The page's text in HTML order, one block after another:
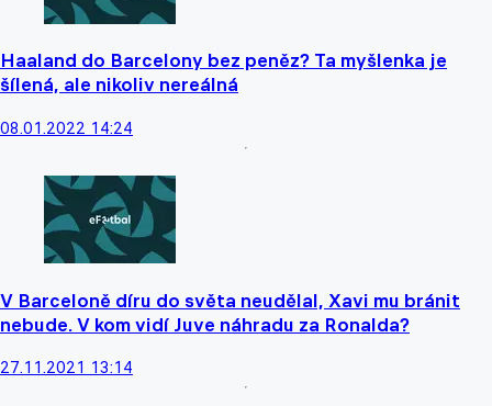
Haaland do Barcelony bez peněz? Ta myšlenka je
šílená, ale nikoliv nereálná
08.01.2022 14:24
V Barceloně díru do světa neudělal, Xavi mu bránit
nebude. V kom vidí Juve náhradu za Ronalda?
27.11.2021 13:14